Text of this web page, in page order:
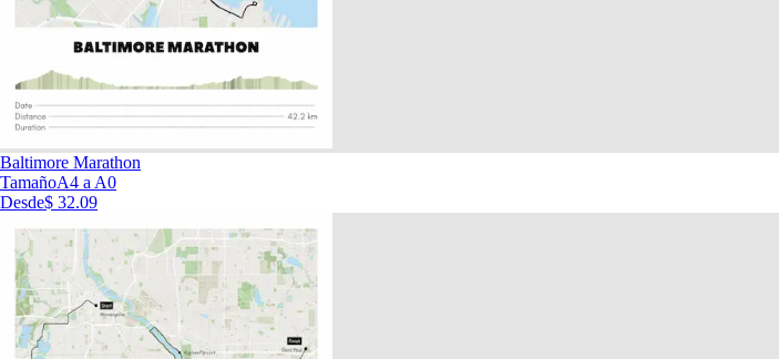
Baltimore Marathon
TamañoA4 a A0
Desde$ 32.09